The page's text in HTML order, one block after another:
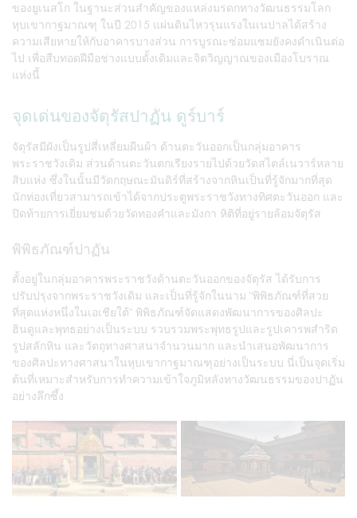
ของยูเนสโก ในฐานะส่วนสำคัญของแหล่งมรดกทางวัฒนธรรมโลก
หุบเขากาฐมาณฑุ ในปี 2015 แผ่นดินไหวรุนแรงในเนปาลได้สร้าง
ความเสียหายให้กับอาคารบางส่วน การบูรณะซ่อมแซมยังคงดำเนินต่อ
ไป เพื่อสืบทอดฝีมือช่างแบบดั้งเดิมและจิตวิญญาณของเมืองโบราณ
แห่งนี้
จุดเด่นของจัตุรัสปาฏัน ดูร์บาร์
จัตุรัสมีผังเป็นรูปสี่เหลี่ยมผืนผ้า ด้านตะวันออกเป็นกลุ่มอาคาร
พระราชวังเดิม ส่วนด้านตะวันตกเรียงรายไปด้วยวัดสไตล์เนวาร์หลาย
สิบแห่ง ซึ่งในนั้นมีวัดกฤษณะมันดิร์ที่สร้างจากหินเป็นที่รู้จักมากที่สุด
นักท่องเที่ยวสามารถเข้าได้จากประตูพระราชวังทางทิศตะวันออก และ
ปิดท้ายการเยี่ยมชมด้วยวัดทองคำและมังกา หิติที่อยู่รายล้อมจัตุรัส
พิพิธภัณฑ์ปาฏัน
ตั้งอยู่ในกลุ่มอาคารพระราชวังด้านตะวันออกของจัตุรัส ได้รับการ
ปรับปรุงจากพระราชวังเดิม และเป็นที่รู้จักในนาม "พิพิธภัณฑ์ที่สวย
ที่สุดแห่งหนึ่งในเอเชียใต้" พิพิธภัณฑ์จัดแสดงพัฒนาการของศิลปะ
ฮินดูและพุทธอย่างเป็นระบบ รวบรวมพระพุทธรูปและรูปเคารพสำริด
รูปสลักหิน และวัตถุทางศาสนาจำนวนมาก และนำเสนอพัฒนาการ
ของศิลปะทางศาสนาในหุบเขากาฐมาณฑุอย่างเป็นระบบ นี่เป็นจุดเริ่ม
ต้นที่เหมาะสำหรับการทำความเข้าใจภูมิหลังทางวัฒนธรรมของปาฏัน
อย่างลึกซึ้ง